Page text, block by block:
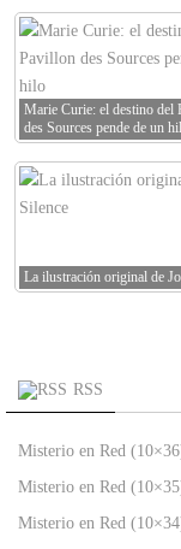
Marie Curie: el destino del
des Sources pende de un
La ilustración original de
RSS
Misterio en Red
Misterio en Red
Misterio en Red